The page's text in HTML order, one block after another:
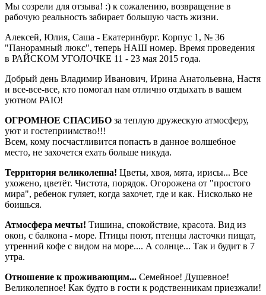
Мы созрели для отзыва! :) к сожалению, возвращение в
рабочую реальность забирает большую часть жизни.
Алексей, Юлия, Саша - Екатеринбург. Корпус 1, № 36
"Панорамный люкс", теперь НАШ номер. Время проведения
в РАЙСКОМ УГОЛОЧКЕ 11 - 23 мая 2015 года.
Добрый день Владимир Иванович, Ирина Анатольевна, Настя
и все-все-все, кто помогал нам отлично отдыхать в вашем
уютном РАЮ!
ОГРОМНОЕ СПАСИБО за теплую дружескую атмосферу,
уют и гостеприимство!!!
Всем, кому посчастливится попасть в данное волшебное
место, не захочется ехать больше никуда.
Территория великолепна! Цветы, хвоя, мята, ирисы... Все
ухожено, цветёт. Чистота, порядок. Огорожена от "простого
мира", ребенок гуляет, когда захочет, где и как. Нисколько не
боишься.
Атмосфера мечты! Тишина, спокойствие, красота. Вид из
окон, с балкона - море. Птицы поют, птенцы ласточки пищат,
утренний кофе с видом на море.... А солнце... Так и будит в 7
утра.
Отношение к проживающим... Семейное! Душевное!
Великолепное! Как будто в гости к родственникам приезжали!